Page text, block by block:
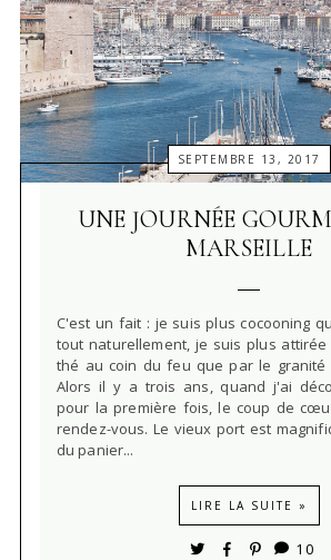
SEPTEMBRE 13, 2017
UNE JOURNÉE
MARSEILLE
C'est un fait : je suis plus cocooning
tout naturellement, je suis plus
thé au coin du feu que par le granité
Alors il y a trois ans, quand j'ai
pour la première fois, le coup de
rendez-vous. Le vieux port est
du panier...
LIRE LA SUITE »
10